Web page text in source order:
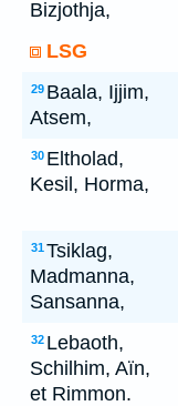
Bizjothja,
LSG
29 Baala, Ijjim,
Atsem,
30 Eltholad,
Kesil, Horma,
31Tsiklag,
Madmanna,
Sansanna,
32 Lebaoth,
Schilhim, Aïn,
et Rimmon.